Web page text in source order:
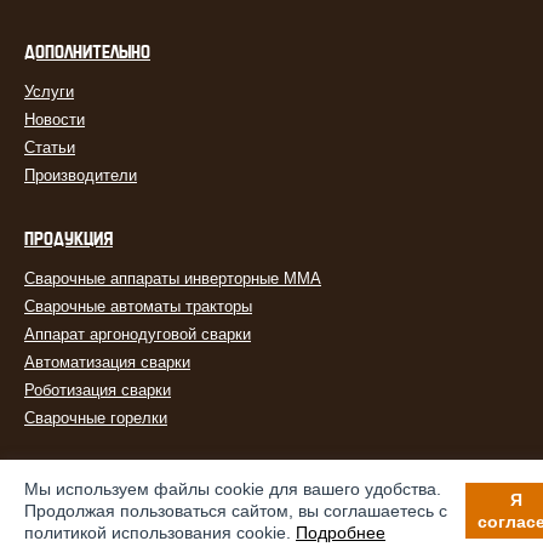
ДОПОЛНИТЕЛЬНО
Услуги
Новости
Статьи
Производители
ПРОДУКЦИЯ
Сварочные аппараты инверторные MMA
Сварочные автоматы тракторы
Аппарат аргонодуговой сварки
Автоматизация сварки
Роботизация сварки
Сварочные горелки
Мы используем файлы cookie для вашего удобства.
Продолжая пользоваться сайтом, вы соглашаетесь с
политикой использования cookie. Подробнее
Я